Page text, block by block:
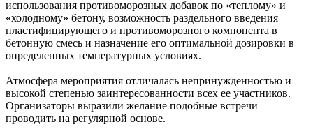
использования противоморозных добавок по «теплому» и
«холодному» бетону, возможность раздельного введения
пластифицирующего и противоморозного компонента в
бетонную смесь и назначение его оптимальной дозировки в
определенных температурных условиях.
Атмосфера мероприятия отличалась непринужденностью и
высокой степенью заинтересованности всех ее участников.
Организаторы выразили желание подобные встречи
проводить на регулярной основе.